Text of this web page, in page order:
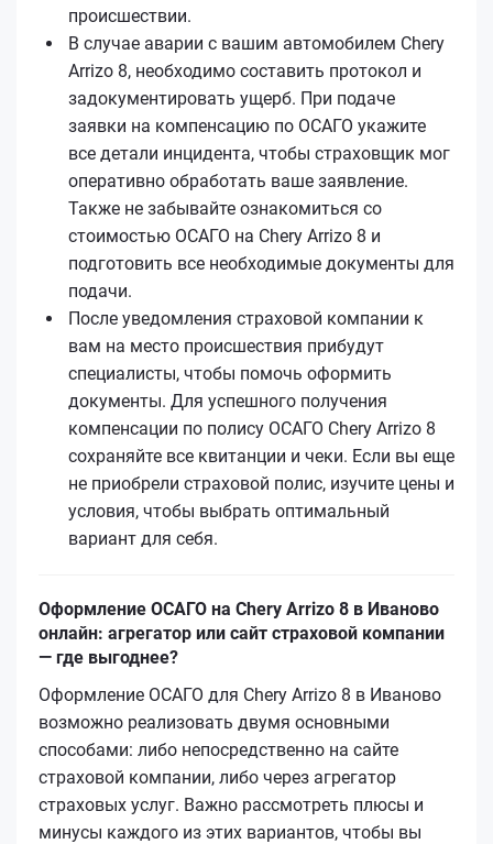
происшествии.
В случае аварии с вашим автомобилем Chery
Arrizo 8, необходимо составить протокол и
задокументировать ущерб. При подаче
заявки на компенсацию по ОСАГО укажите
все детали инцидента, чтобы страховщик мог
оперативно обработать ваше заявление.
Также не забывайте ознакомиться со
стоимостью ОСАГО на Chery Arrizo 8 и
подготовить все необходимые документы для
подачи.
После уведомления страховой компании к
вам на место происшествия прибудут
специалисты, чтобы помочь оформить
документы. Для успешного получения
компенсации по полису ОСАГО Chery Arrizo 8
сохраняйте все квитанции и чеки. Если вы еще
не приобрели страховой полис, изучите цены и
условия, чтобы выбрать оптимальный
вариант для себя.
Оформление ОСАГО на Chery Arrizo 8 в Иваново
онлайн: агрегатор или сайт страховой компании
— где выгоднее?
Оформление ОСАГО для Chery Arrizo 8 в Иваново
возможно реализовать двумя основными
способами: либо непосредственно на сайте
страховой компании, либо через агрегатор
страховых услуг. Важно рассмотреть плюсы и
минусы каждого из этих вариантов, чтобы вы